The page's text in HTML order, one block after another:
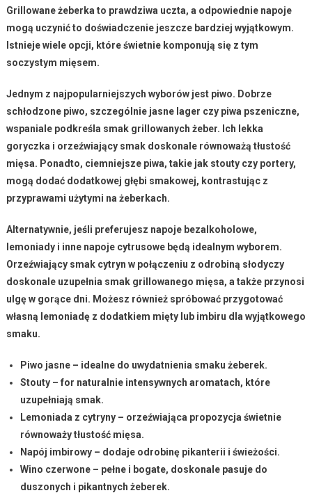
Grillowane żeberka to prawdziwa uczta, a odpowiednie napoje
mogą uczynić to doświadczenie jeszcze bardziej wyjątkowym.
Istnieje wiele opcji, które świetnie komponują się z tym
soczystym mięsem.
Jednym z najpopularniejszych wyborów jest piwo. Dobrze
schłodzone piwo, szczególnie jasne lager czy piwa pszeniczne,
wspaniale podkreśla smak grillowanych żeber. Ich lekka
goryczka i orzeźwiający smak doskonale równoważą tłustość
mięsa. Ponadto, ciemniejsze piwa, takie jak stouty czy portery,
mogą dodać dodatkowej głębi smakowej, kontrastując z
przyprawami użytymi na żeberkach.
Alternatywnie, jeśli preferujesz napoje bezalkoholowe,
lemoniadyi inne napoje cytrusowe będą idealnym wyborem.
Orzeźwiający smak cytryn w połączeniu z odrobiną słodyczy
doskonale uzupełnia smak grillowanego mięsa, a także przynosi
ulgę w gorące dni. Możesz również spróbować przygotować
własną lemoniadę z dodatkiem mięty lub imbiru dla wyjątkowego
smaku.
Piwo jasne– idealne do uwydatnienia smaku żeberek.
Stouty– for naturalnie intensywnych aromatach, które
uzupełniają smak.
Lemoniada z cytryny– orzeźwiająca propozycja świetnie
równoważy tłustość mięsa.
Napój imbirowy– dodaje odrobinę pikanterii i świeżości.
Wino czerwone– pełne i bogate, doskonale pasuje do
duszonych i pikantnych żeberek.